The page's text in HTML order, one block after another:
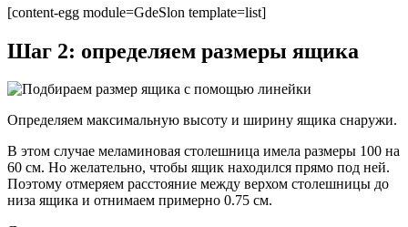
[content-egg module=GdeSlon template=list]
Шаг 2: определяем размеры ящика
Определяем максимальную высоту и ширину ящика снаружи.
В этом случае меламиновая столешница имела размеры 100 на
60 см. Но желательно, чтобы ящик находился прямо под ней.
Поэтому отмеряем расстояние между верхом столешницы до
низа ящика и отнимаем примерно 0.75 см.